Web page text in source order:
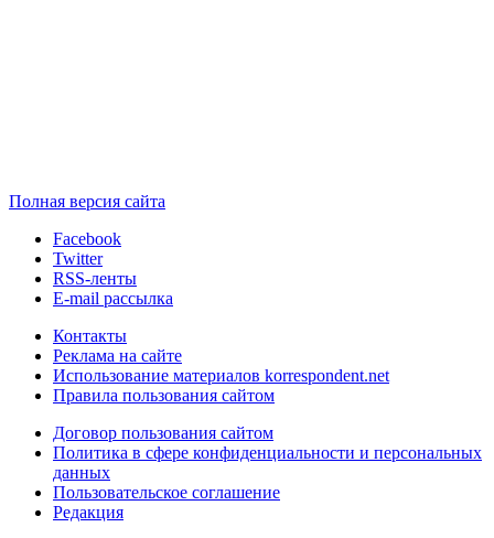
Полная версия сайта
Facebook
Twitter
RSS-ленты
E-mail рассылка
Контакты
Реклама на сайте
Использование материалов korrespondent.net
Правила пользования сайтом
Договор пользования сайтом
Политика в сфере конфиденциальности и персональных
данных
Пользовательское соглашение
Редакция